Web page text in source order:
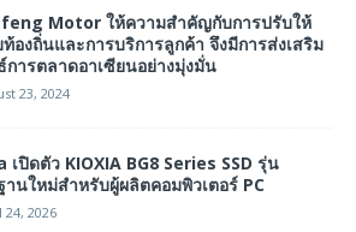
Motor ให้ความสำคัญกับการปรับให้
ท้องถิ่นและการบริการลูกค้า จึงมีการส่งเสริม
การตลาดอาเซียนอย่างมุ่งมั่น
23, 2024
เปิดตัว KIOXIA BG8 Series SSD รุ่น
านใหม่สำหรับผู้ผลิตคอมพิวเตอร์ PC
24, 2026